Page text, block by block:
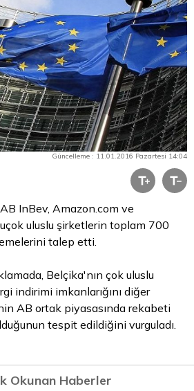
Güncelleme : 11.01.2016 Pazartesi 14:04
InBev, Amazon.com ve
uluslu şirketlerin toplam 700
talep etti.
Belçika'nın çok uluslu
indirimi imkanlarığını diğer
AB ortak piyasasında rekabeti
tespit edildiğini vurguladı.
Okunan Haberler